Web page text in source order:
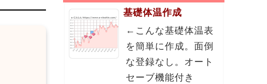
基礎体温作成
←こんな基礎体温表
を簡単に作成。面倒
な登録なし。オート
セーブ機能付き